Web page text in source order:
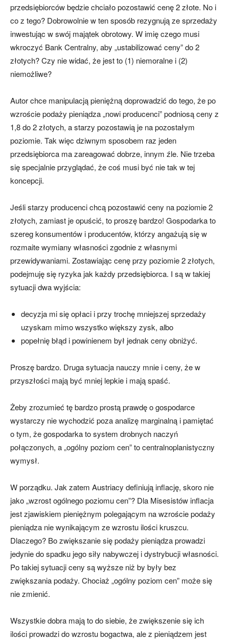
przedsiębiorców będzie chciało pozostawić cenę 2 złote. No i
co z tego? Dobrowolnie w ten sposób rezygnują ze sprzedaży
inwestując w swój majątek obrotowy. W imię czego musi
wkroczyć Bank Centralny, aby „ustabilizować ceny” do 2
złotych? Czy nie widać, że jest to (1) niemoralne i (2)
niemożliwe?
Autor chce manipulacją pieniężną doprowadzić do tego, że po
wzroście podaży pieniądza „nowi producenci” podniosą ceny z
1,8 do 2 złotych, a starzy pozostawią je na pozostałym
poziomie. Tak więc dziwnym sposobem raz jeden
przedsiębiorca ma zareagować dobrze, innym źle. Nie trzeba
się specjalnie przyglądać, że coś musi być nie tak w tej
koncepcji.
Jeśli starzy producenci chcą pozostawić ceny na poziomie 2
złotych, zamiast je opuścić, to proszę bardzo! Gospodarka to
szereg konsumentów i producentów, którzy angażują się w
rozmaite wymiany własności zgodnie z własnymi
przewidywaniami. Zostawiając cenę przy poziomie 2 złotych,
podejmuję się ryzyka jak każdy przedsiębiorca. I są w takiej
sytuacji dwa wyjścia:
decyzja mi się opłaci i przy trochę mniejszej sprzedaży
uzyskam mimo wszystko większy zysk, albo
popełnię błąd i powinienem był jednak ceny obniżyć.
Proszę bardzo. Druga sytuacja nauczy mnie i ceny, że w
przyszłości mają być mniej lepkie i mają spaść.
Żeby zrozumieć tę bardzo prostą prawdę o gospodarce
wystarczy nie wychodzić poza analizę marginalną i pamiętać
o tym, że gospodarka to system drobnych naczyń
połączonych, a „ogólny poziom cen” to centralnoplanistyczny
wymysł.
W porządku. Jak zatem Austriacy definiują inflację, skoro nie
jako „wzrost ogólnego poziomu cen”? Dla Misesistów inflacja
jest zjawiskiem pieniężnym polegającym na wzroście podaży
pieniądza nie wynikającym ze wzrostu ilości kruszcu.
Dlaczego? Bo zwiększanie się podaży pieniądza prowadzi
jedynie do spadku jego siły nabywczej i dystrybucji własności.
Po takiej sytuacji ceny są wyższe niż by były bez
zwiększania podaży. Chociaż „ogólny poziom cen” może się
nie zmienić.
Wszystkie dobra mają to do siebie, że zwiększenie się ich
ilości prowadzi do wzrostu bogactwa, ale z pieniądzem jest